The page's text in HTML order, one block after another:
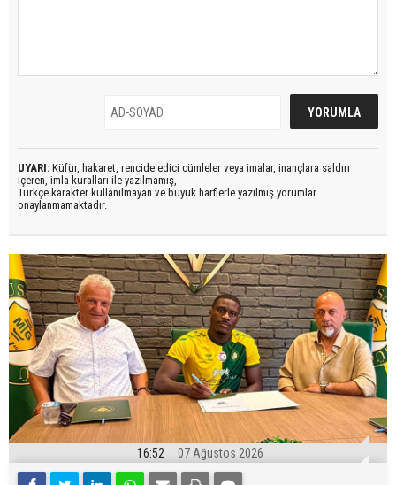
UYARI: Küfür, hakaret, rencide edici cümleler veya imalar, inançlara saldırı
içeren, imla kuralları ile yazılmamış,
Türkçe karakter kullanılmayan ve büyük harflerle yazılmış yorumlar
onaylanmamaktadır.
16:52 07 Ağustos 2026